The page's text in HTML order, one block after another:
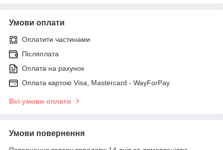
Умови оплати
Оплатити частинами
Післяплата
Оплата на рахунок
Оплата картою Visa, Mastercard - WayForPay
Всі умови оплати
Умови повернення